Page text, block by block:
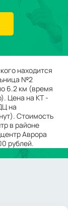
находится
№2
6.2 км (время
Цена на КТ -
на
Стоимость
в районе
Аврора
рублей.